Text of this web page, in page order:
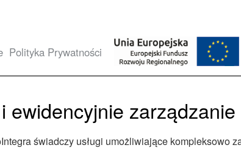
Polityka Prywatności
ewidencyjnie zarządzanie
świadczy usługi umożliwiające kompleksowo